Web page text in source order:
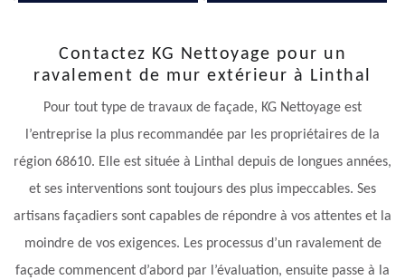
Contactez KG Nettoyage pour un
ravalement de mur extérieur à Linthal
Pour tout type de travaux de façade, KG Nettoyage est
l’entreprise la plus recommandée par les propriétaires de la
région 68610. Elle est située à Linthal depuis de longues années,
et ses interventions sont toujours des plus impeccables. Ses
artisans façadiers sont capables de répondre à vos attentes et la
moindre de vos exigences. Les processus d’un ravalement de
façade commencent d’abord par l’évaluation, ensuite passe à la